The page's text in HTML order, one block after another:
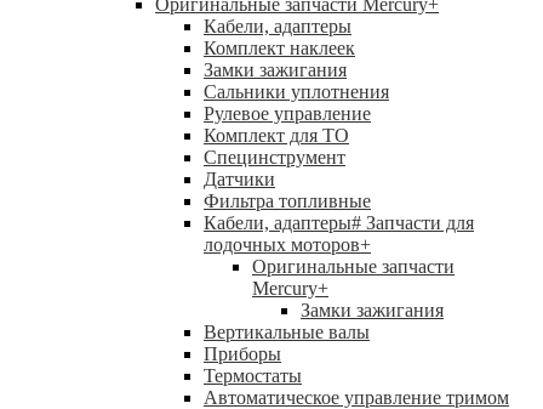
Оригинальные запчасти Mercury+
Кабели, адаптеры
Комплект наклеек
Замки зажигания
Сальники уплотнения
Рулевое управление
Комплект для ТО
Специнструмент
Датчики
Фильтра топливные
Кабели, адаптеры# Запчасти для
лодочных моторов+
Оригинальные запчасти
Mercury+
Замки зажигания
Вертикальные валы
Приборы
Термостаты
Автоматическое управление тримом